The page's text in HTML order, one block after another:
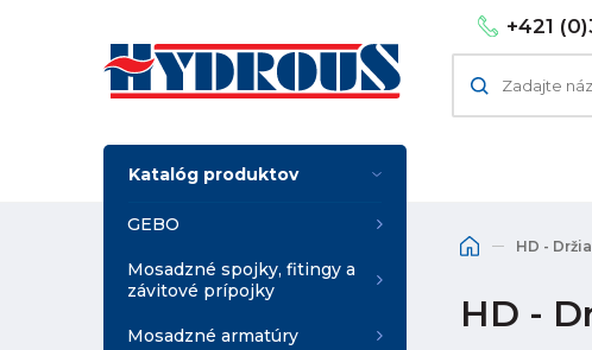
+421
Katalóg produktov
GEBO
Mosadzné spojky, fitingy a
závitové prípojky
Mosadzné armatúry
HD -
HD -